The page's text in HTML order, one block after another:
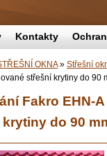
OKNA » Střešní
střešní krytiny do 90
Fakro EHN-
do 90
Kontakty